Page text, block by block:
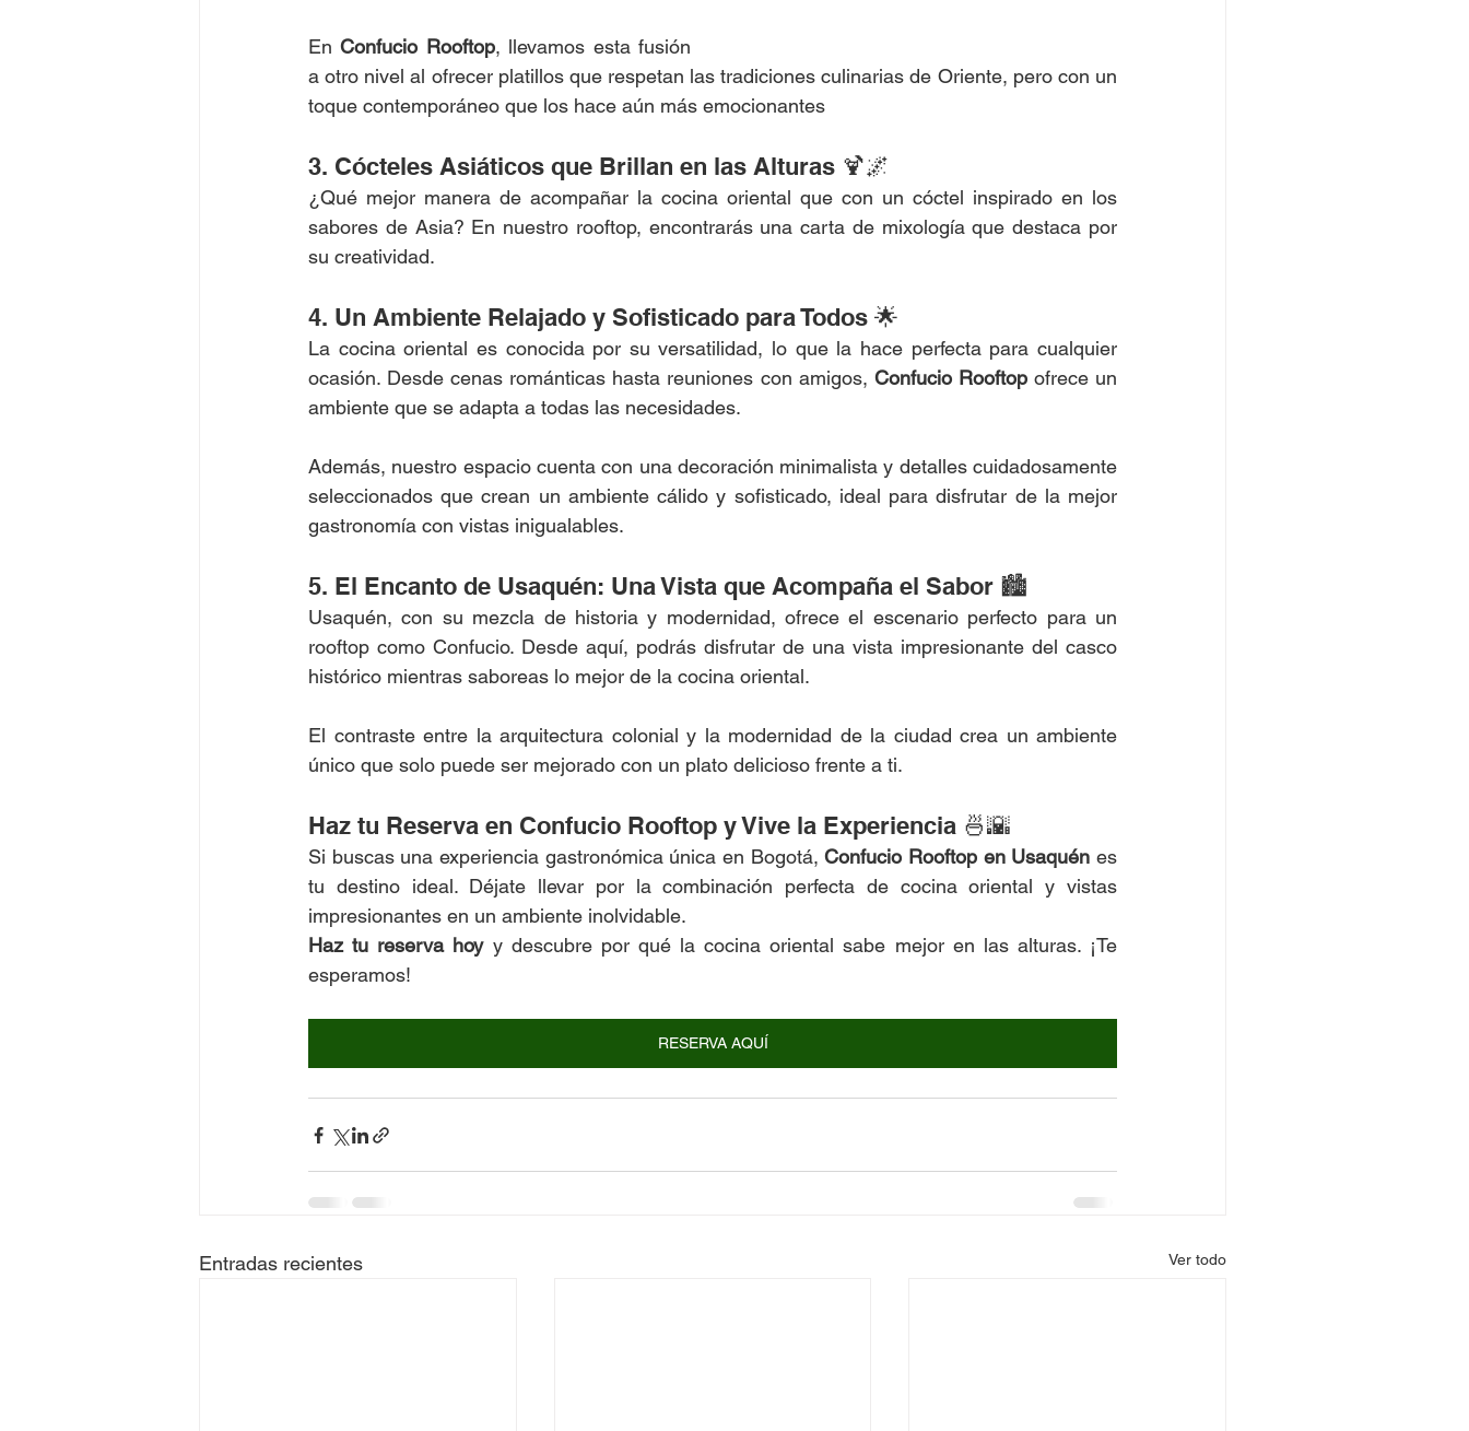
En Confucio Rooftop, llevamos esta fusión
a otro nivel al ofrecer platillos que respetan las tradiciones culinarias de Oriente, pero con un
toque contemporáneo que los hace aún más emocionantes
3. Cócteles Asiáticos que Brillan en las Alturas 🍹🌌
¿Qué mejor manera de acompañar la cocina oriental que con un cóctel inspirado en los
sabores de Asia? En nuestro rooftop, encontrarás una carta de mixología que destaca por
su creatividad.
4. Un Ambiente Relajado y Sofisticado para Todos 🌟
La cocina oriental es conocida por su versatilidad, lo que la hace perfecta para cualquier
ocasión. Desde cenas románticas hasta reuniones con amigos, Confucio Rooftop ofrece un
ambiente que se adapta a todas las necesidades.
Además, nuestro espacio cuenta con una decoración minimalista y detalles cuidadosamente
seleccionados que crean un ambiente cálido y sofisticado, ideal para disfrutar de la mejor
gastronomía con vistas inigualables.
5. El Encanto de Usaquén: Una Vista que Acompaña el Sabor 🏙️
Usaquén, con su mezcla de historia y modernidad, ofrece el escenario perfecto para un
rooftop como Confucio. Desde aquí, podrás disfrutar de una vista impresionante del casco
histórico mientras saboreas lo mejor de la cocina oriental.
El contraste entre la arquitectura colonial y la modernidad de la ciudad crea un ambiente
único que solo puede ser mejorado con un plato delicioso frente a ti.
Haz tu Reserva en Confucio Rooftop y Vive la Experiencia 🍜🌇
Si buscas una experiencia gastronómica única en Bogotá, Confucio Rooftop en Usaquén es
tu destino ideal. Déjate llevar por la combinación perfecta de cocina oriental y vistas
impresionantes en un ambiente inolvidable.
Haz tu reserva hoy y descubre por qué la cocina oriental sabe mejor en las alturas. ¡Te
esperamos!
RESERVA AQUÍ
Entradas recientes Ver todo